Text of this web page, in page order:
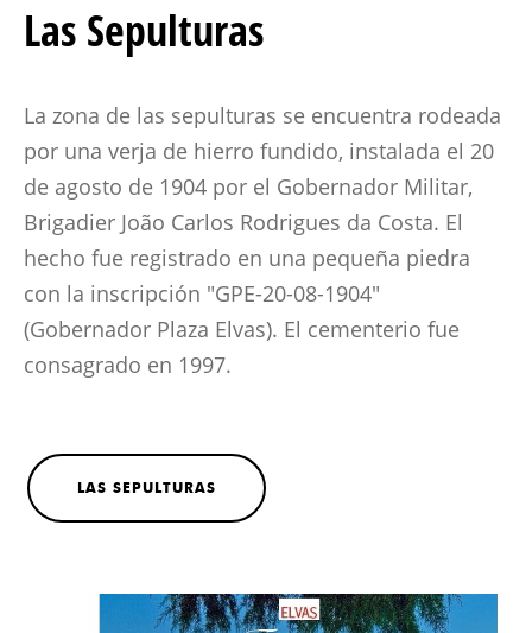
Las Sepulturas
La zona de las sepulturas se encuentra rodeada
por una verja de hierro fundido, instalada el 20
de agosto de 1904 por el Gobernador Militar,
Brigadier João Carlos Rodrigues da Costa. El
hecho fue registrado en una pequeña piedra
con la inscripción "GPE-20-08-1904"
(Gobernador Plaza Elvas). El cementerio fue
consagrado en 1997.
LAS SEPULTURAS